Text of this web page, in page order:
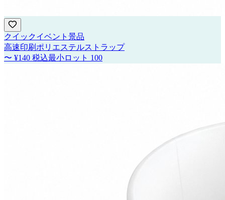
クイックイベント景品
高速印刷ポリエステルストラップ
〜 ¥140 税込最小ロット 100